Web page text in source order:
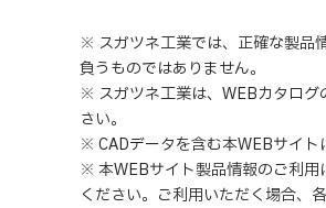
※ スガツネ工業では、正確な製品
負うものではありません。
※ スガツネ工業は、WEBカタログ
さい。
※ CADデータを含む本WEBサイト
※ 本WEBサイト製品情報のご利用
ください。ご利用いただく場合、